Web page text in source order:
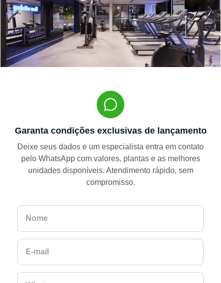
Garanta condições exclusivas de lançamento
Deixe seus dados e um especialista entra em contato
pelo WhatsApp com valores, plantas e as melhores
unidades disponíveis. Atendimento rápido, sem
compromisso.